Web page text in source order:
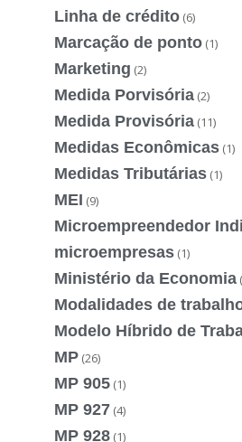
Linha de crédito (6)
Marcação de ponto (1)
Marketing (2)
Medida Porvisória (2)
Medida Provisória (11)
Medidas Econômicas (1)
Medidas Tributárias (1)
MEI (9)
Microempreendedor
microempresas (1)
Ministério da Economia
Modalidades de
Modelo Híbrido de
MP (26)
MP 905 (1)
MP 927 (4)
MP 928 (1)